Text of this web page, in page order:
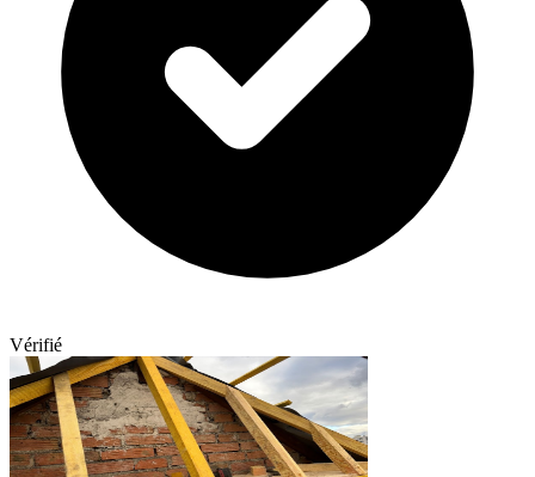
Vérifié